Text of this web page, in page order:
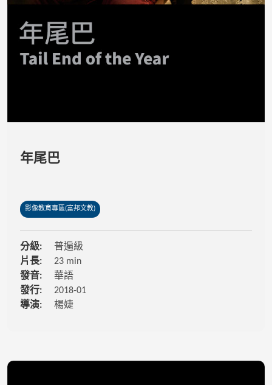
年尾巴
影像教育專區(富邦文教)
分級:
普遍級
片長:
23 min
發音:
華語
發行:
2018-01
導演:
楊婕